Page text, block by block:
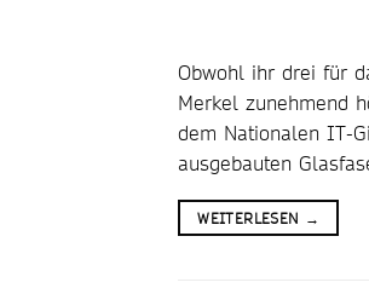
Obwohl ihr drei für
Merkel zunehmend
dem Nationalen IT-
ausgebauten
WEITERLESEN →